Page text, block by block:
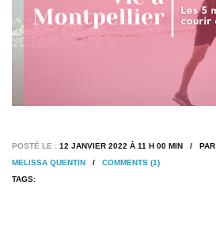
POSTÉ LE : 12 JANVIER 2022 À 11 H 00 MIN / PAR
MELISSA QUENTIN / COMMENTS (1)
TAGS: